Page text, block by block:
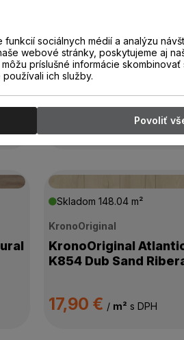
KronoOriginal Super
8575 Dub Blonde
13,90 €/m²s DPH
Skladom 148.04 m²
KronoOriginal
KronoOriginal
K854 Dub Sand
17,90 € / m² s DPH
sociálnych médií a analýzu
webové stránky, poskytujeme aj
príslušné informácie skombinovať
ich služby.
Povoliť